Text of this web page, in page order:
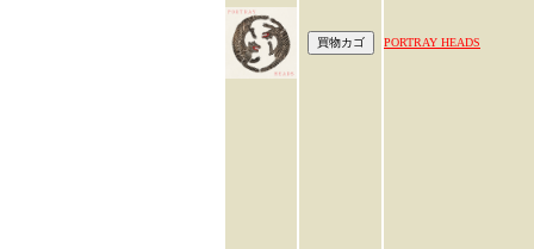
PORTRAY HEADS